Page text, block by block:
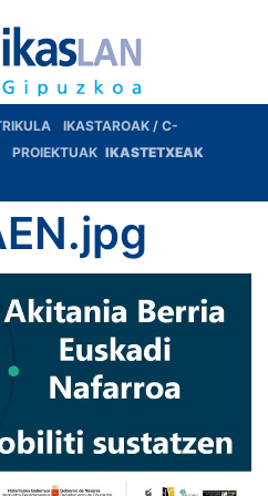
IKASTAROAK / C-
PROIEKTUAK IKASTETXEAK